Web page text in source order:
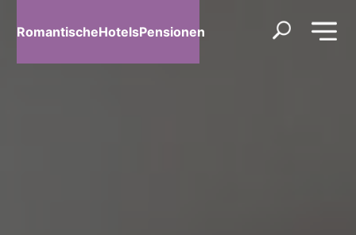
RomantischeHotelsPensionen